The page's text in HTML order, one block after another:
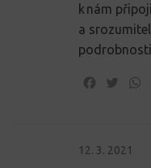
k nám
a
podrobnosti
12. 3. 2021